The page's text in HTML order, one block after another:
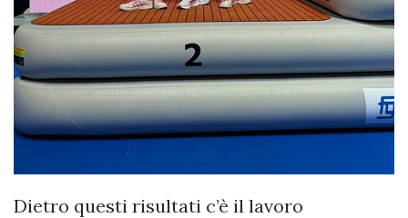
Dietro questi risultati c’è il lavoro